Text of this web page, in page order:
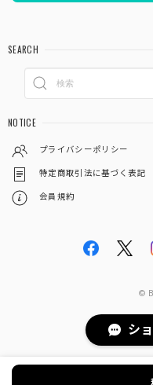
SEARCH
NOTICE
プライバシーポリシー
特定商取引法に基づく表記
会員規約
©
シ